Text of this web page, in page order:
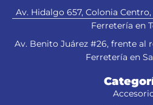
Av. Hidalgo 657, Colonia
Ferretería en
Av. Benito Juárez #26, frente al
Ferretería en